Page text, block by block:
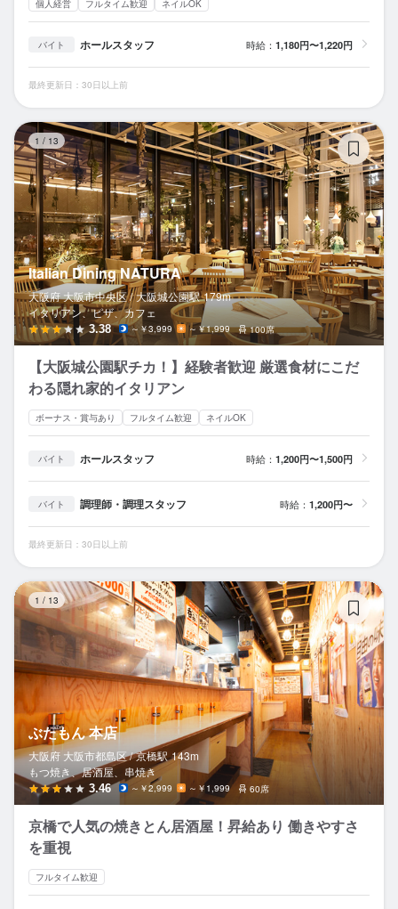
個人経営 フルタイム歓迎 ネイルOK
バイト ホールスタッフ 時給： 1,180円〜1,220円
最終更新日：30日以上前
1 / 13
Italian Dining NATURA
大阪府 大阪市中央区 / 大阪城公園駅 179m
イタリアン、ピザ、カフェ
3.38 ～￥3,999 ～￥1,999 100席
【大阪城公園駅チカ！】経験者歓迎 厳選食材にこだ
わる隠れ家的イタリアン
ボーナス・賞与あり フルタイム歓迎 ネイルOK
バイト ホールスタッフ 時給： 1,200円〜1,500円
バイト 調理師・調理スタッフ 時給： 1,200円〜
最終更新日：30日以上前
1 / 13
ぶたもん 本店
大阪府 大阪市都島区 / 京橋駅 143m
もつ焼き、居酒屋、串焼き
3.46 ～￥2,999 ～￥1,999 60席
京橋で人気の焼きとん居酒屋！昇給あり 働きやすさ
を重視
フルタイム歓迎